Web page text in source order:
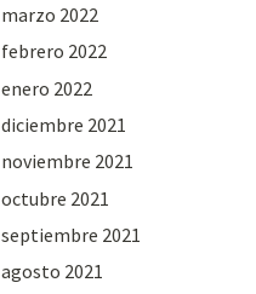
marzo 2022
febrero 2022
enero 2022
diciembre 2021
noviembre 2021
octubre 2021
septiembre 2021
agosto 2021